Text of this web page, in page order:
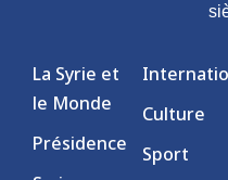
La Syrie et
le Monde
Présidence
Culture
Sport